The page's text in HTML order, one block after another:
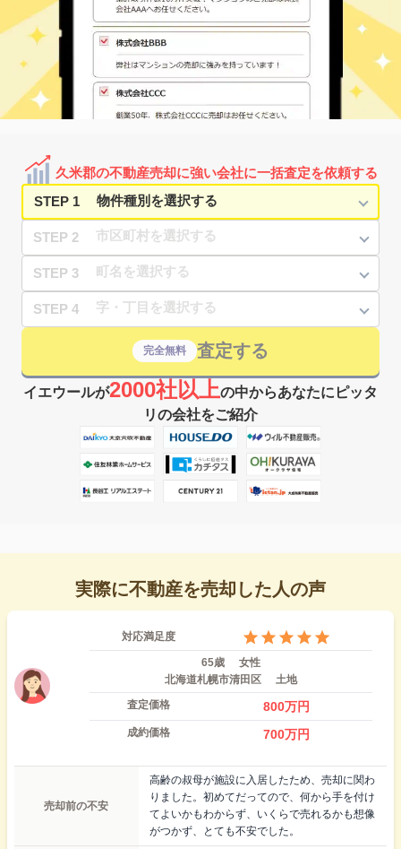
久米郡の不動産売却に強い会社に一括査定を依頼する
STEP 1
STEP 2
STEP 3
STEP 4
完全無料 査定する
イエウールが2000社以上の中からあなたにピッタ
リの会社をご紹介
実際に不動産を売却した人の声
対応満足度
65歳
女性
北海道札幌市清田区
土地
査定価格
800万円
成約価格 700万円
売却前の不安
高齢の叔母が施設に入居したため、売却に関わ
りました。初めてだってので、何から手を付け
てよいかもわからず、いくらで売れるかも想像
がつかず、とても不安でした。